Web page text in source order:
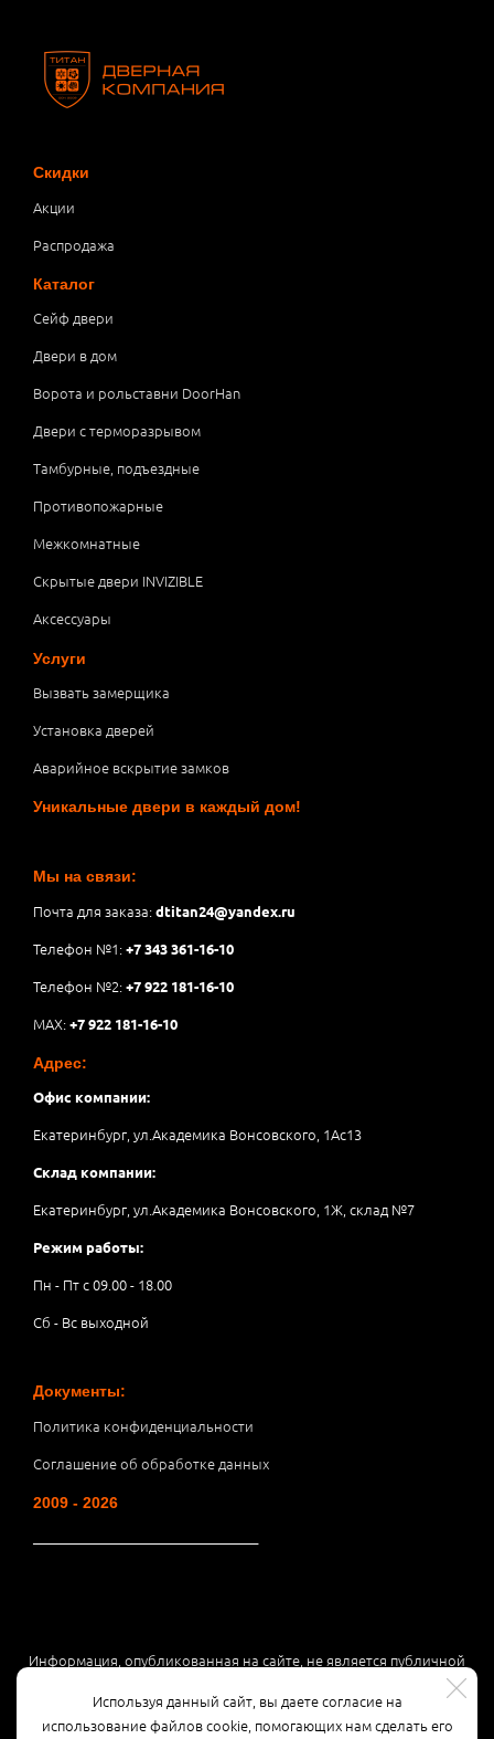
Используя данный сайт, вы даете согласие на
использование файлов cookie, помогающих нам сделать его
Скидки
Акции
Распродажа
Каталог
Сейф двери
Двери в дом
Ворота и рольставни DoorHan
Двери с терморазрывом
Тамбурные, подъездные
Противопожарные
Межкомнатные
Скрытые двери INVIZIBLE
Аксессуары
Услуги
Вызвать замерщика
Установка дверей
Аварийное вскрытие замков
Уникальные двери в каждый дом!
Мы на связи:
Почта для заказа:dtitan24@yandex.ru
Телефон №1:+7 343 361-16-10
Телефон №2:+7 922 181-16-10
MAX:+7 922 181-16-10
Адрес:
Офис компании:
Екатеринбург, ул.Академика Вонсовского, 1Аc13
Склад компании:
Екатеринбург, ул.Академика Вонсовского, 1Ж, склад №7
Режим работы:
Пн - Пт с 09.00 - 18.00
Сб - Вс выходной
Документы:
Политика конфиденциальности
Соглашение об обработке данных
2009 - 2026
Информация, опубликованная на сайте, не является публичной
офертой или рекламой, а носит информационный характер и
может быть изменена по усмотрению компании.